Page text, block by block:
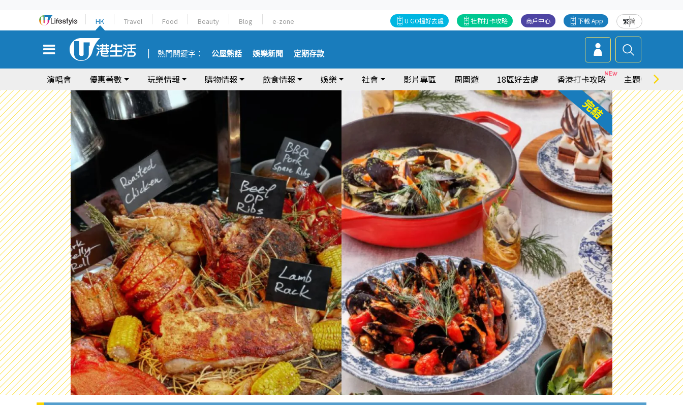
HK Travel Food Beauty Blog e-zone 繁简
下載 App
商戶中心
社群打卡攻略
U GO搵好去處
熱門關鍵字： 公屋熱話 娛樂新聞 定期存款
演唱會 優惠著數 玩樂情報 購物情報 飲食情報 娛樂 社會 影片專區 周圍遊 18區好去處 香港打卡攻略 主題特集